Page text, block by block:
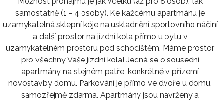
samostatně (1 - 4 osoby). Ke každému apartmánu je
uzamykatelná sklepní kóje na uskladnění sportovního náčiní
a další prostor na jízdní kola přímo u bytu v
uzamykatelném prostoru pod schodištěm. Máme prostor
pro všechny Vaše jízdní kola! Jedná se o sousední
apartmány na stejném patře, konkrétně v přízemí
novostavby domu. Parkování je přímo ve dvoře u domu,
samozřejmě zdarma. Apartmány jsou navrženy a